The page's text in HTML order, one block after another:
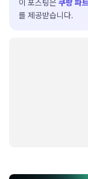
이 포스팅은 쿠팡 파
를 제공받습니다.